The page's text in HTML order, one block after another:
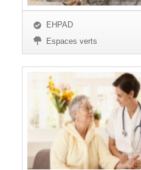
EHPAD
Espaces verts